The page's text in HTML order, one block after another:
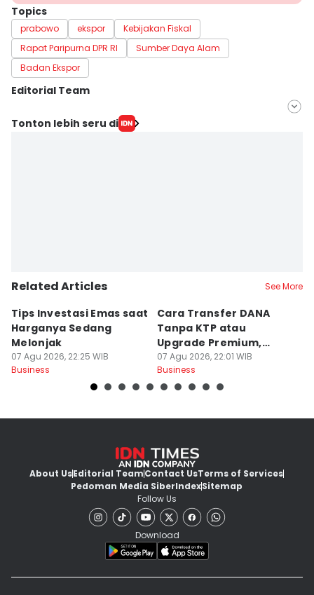
Topics
prabowo ekspor
Kebijakan Fiskal
Rapat Paripurna DPR RI
Sumber Daya Alam
Badan Ekspor
Editorial Team
Editor
Tonton lebih seru di
Related Articles See More
Tips Investasi Emas saat
Harganya Sedang
Melonjak
07 Agu 2026, 22:25 WIB
Business
Cara Transfer DANA
Tanpa KTP atau
Upgrade Premium,
Solusi Mudah!
07 Agu 2026, 22:01 WIB
Business
About UsEditorial TeamContact UsTerms of Services
Pedoman Media SiberIndexSitemap
Follow Us
Download